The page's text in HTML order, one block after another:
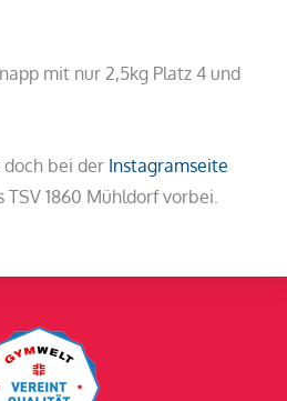
mit nur 2,5kg Platz 4 und
doch bei der Instagramseite
1860 Mühldorf vorbei.